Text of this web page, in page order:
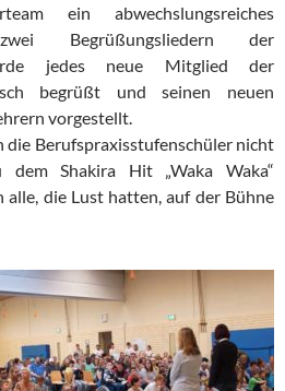
ein abwechslungsreiches
Begrüßungsliedern der
jedes neue Mitglied der
begrüßt und seinen neuen
vorgestellt.
die Berufspraxisstufenschüler nicht
dem Shakira Hit „Waka Waka“
alle, die Lust hatten, auf der Bühne